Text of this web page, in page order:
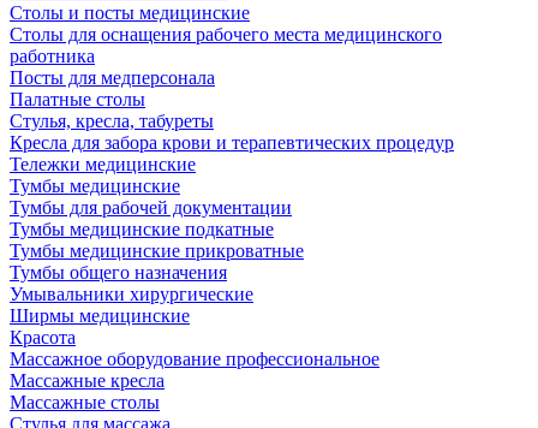
Столы и посты медицинские
Столы для оснащения рабочего места медицинского
работника
Посты для медперсонала
Палатные столы
Стулья, кресла, табуреты
Кресла для забора крови и терапевтических процедур
Тележки медицинские
Тумбы медицинские
Тумбы для рабочей документации
Тумбы медицинские подкатные
Тумбы медицинские прикроватные
Тумбы общего назначения
Умывальники хирургические
Ширмы медицинские
Красота
Массажное оборудование профессиональное
Массажные кресла
Массажные столы
Стулья для массажа